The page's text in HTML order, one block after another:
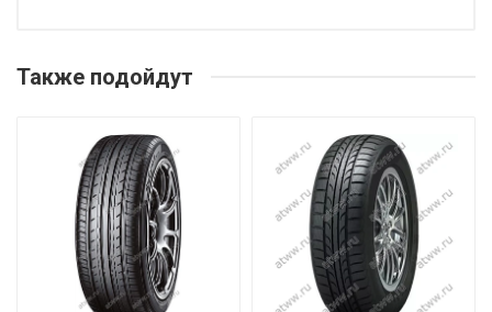
Leao Nova-Force HP100 145/65R15 72T
Leao Nova-Force HP100 165/55R14 72V
Leao Nova-Force HP100 175/60R15 81H
Leao Nova-Force HP100 175/65R14 82H
Также подойдут